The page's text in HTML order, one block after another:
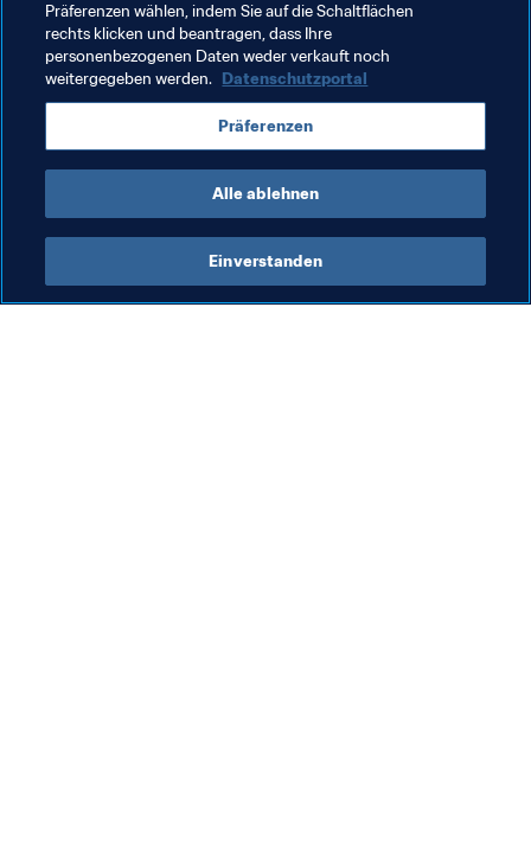
Football Unites the World Organisation
FIFA Frauen-Weltmeisterschaft Australien &
Neuseeland 2023™
Australia AFC
Präferenzen wählen, indem Sie auf die Schaltflächen
rechts klicken und beantragen, dass Ihre
personenbezogenen Daten weder verkauft noch
weitergegeben werden. Datenschutzportal
Präferenzen
Alle ablehnen
Einverstanden